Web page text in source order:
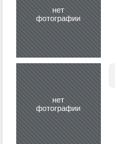
нет
фотографии
нет
фотографии